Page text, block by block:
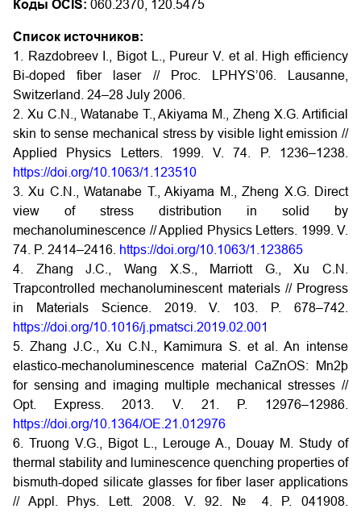
Коды OCIS: 060.2370, 120.5475
Список источников:
1. Razdobreev I., Bigot L., Pureur V. et al. High efficiency
Bi-doped fiber laser // Proc. LPHYS’06. Lausanne,
Switzerland. 24–28 July 2006.
2. Xu C.N., Watanabe T., Akiyama M., Zheng X.G. Artificial
skin to sense mechanical stress by visible light emission //
Applied Physics Letters. 1999. V. 74. P. 1236–1238.
https://doi.org/10.1063/1.123510
3. Xu C.N., Watanabe T., Akiyama M., Zheng X.G. Direct
view of stress distribution in solid by
mechanoluminescence // Applied Physics Letters. 1999. V.
74. P. 2414–2416. https://doi.org/10.1063/1.123865
4. Zhang J.C., Wang X.S., Marriott G., Xu C.N.
Trapcontrolled mechanoluminescent materials // Progress
in Materials Science. 2019. V. 103. P. 678–742.
https://doi.org/10.1016/j.pmatsci.2019.02.001
5. Zhang J.C., Xu C.N., Kamimura S. et al. An intense
elastico-mechanoluminescence material CaZnOS: Mn2þ
for sensing and imaging multiple mechanical stresses //
Opt. Express. 2013. V. 21. P. 12976–12986.
https://doi.org/10.1364/OE.21.012976
6. Truong V.G., Bigot L., Lerouge A., Douay M. Study of
thermal stability and luminescence quenching properties of
bismuth-doped silicate glasses for fiber laser applications
// Appl. Phys. Lett. 2008. V. 92. № 4. P. 041908.